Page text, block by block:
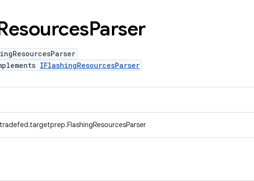
Parser
IFlashingResourcesParser